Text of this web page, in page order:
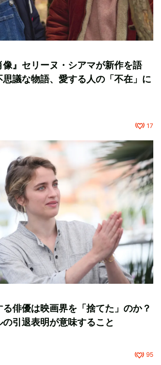
像』セリーヌ・シアマが新作を語
思議な物語、愛する人の「不在」に
17
俳優は映画界を「捨てた」のか？
引退表明が意味すること
95